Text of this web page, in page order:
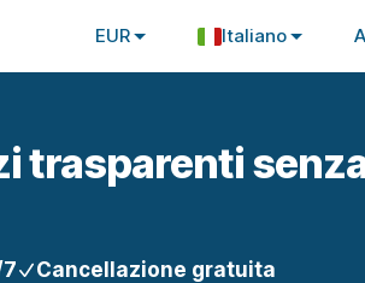
EUR Italiano
trasparenti
Cancellazione gratuita